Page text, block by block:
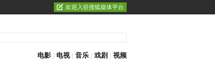
欢迎入驻搜狐媒体平台
电影 电视| 音乐 戏剧 视频